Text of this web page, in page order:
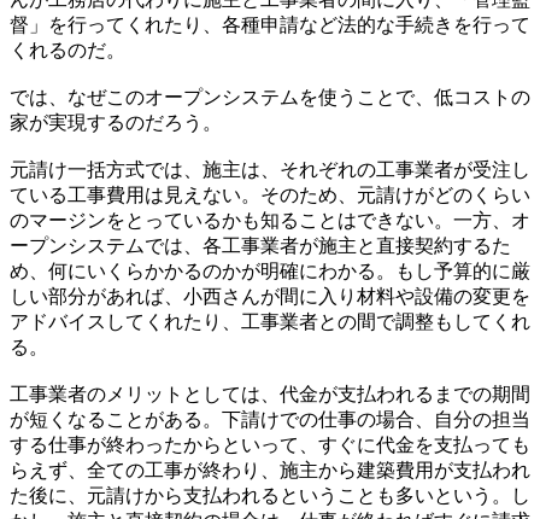
督」を行ってくれたり、各種申請など法的な手続きを行って
くれるのだ。
では、なぜこのオープンシステムを使うことで、低コストの
家が実現するのだろう。
元請け一括方式では、施主は、それぞれの工事業者が受注し
ている工事費用は見えない。そのため、元請けがどのくらい
のマージンをとっているかも知ることはできない。一方、オ
ープンシステムでは、各工事業者が施主と直接契約するた
め、何にいくらかかるのかが明確にわかる。もし予算的に厳
しい部分があれば、小西さんが間に入り材料や設備の変更を
アドバイスしてくれたり、工事業者との間で調整もしてくれ
る。
工事業者のメリットとしては、代金が支払われるまでの期間
が短くなることがある。下請けでの仕事の場合、自分の担当
する仕事が終わったからといって、すぐに代金を支払っても
らえず、全ての工事が終わり、施主から建築費用が支払われ
た後に、元請けから支払われるということも多いという。し